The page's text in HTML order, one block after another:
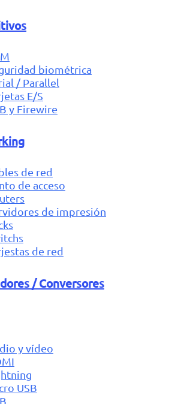
biométrica
/ Parallel
E/S
y Firewire
de red
de acceso
de impresión
de red
/ Conversores
y vídeo
USB